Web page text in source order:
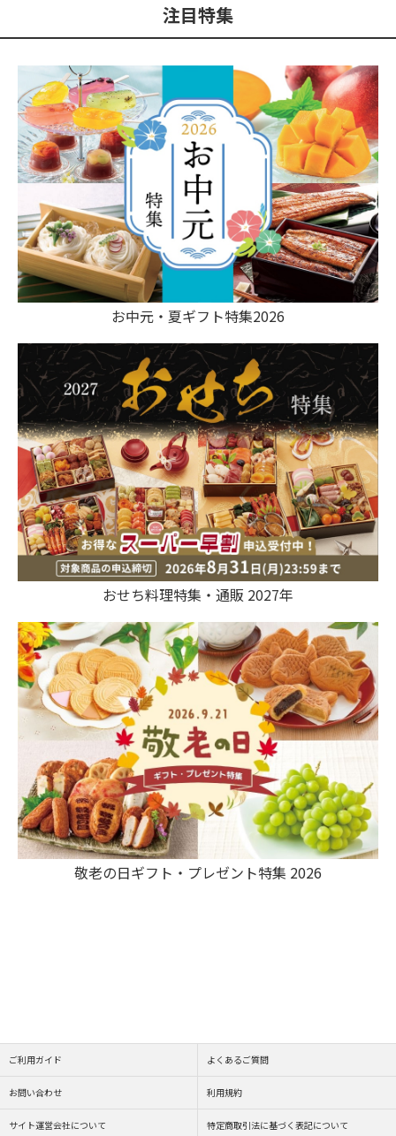
注目特集
お中元・夏ギフト特集2026
おせち料理特集・通販 2027年
敬老の日ギフト・プレゼント特集 2026
ご利用ガイド よくあるご質問
お問い合わせ 利用規約
サイト運営会社について 特定商取引法に基づく表記について